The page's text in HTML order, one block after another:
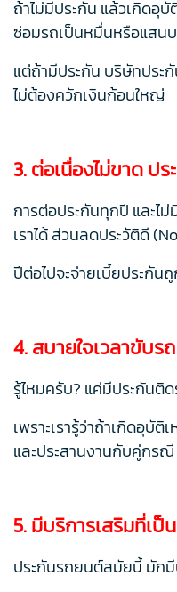
ถ้าไม่มีประกัน แล้วเกิดอุบั
ซ่อมรถเป็นหมื่นหรือแสน
แต่ถ้ามีประกัน บริษัทประกั
ไม่ต้องควักเงินก้อนใหญ่
3. ต่อเนื่องไม่ขาด ป
การต่อประกันทุกปี และไ
เราได้ ส่วนลดประวัติดี
ปีต่อไปจะจ่ายเบี้ยประกัน
4. สบายใจเวลาขับรถ
รู้ไหมครับ? แค่มีประกันติ
เพราะเรารู้ว่าถ้าเกิดอุบัติ
และประสานงานกับคู่กรณี
5. มีบริการเสริมที่เป็
ประกันรถยนต์สมัยนี้ มักมี